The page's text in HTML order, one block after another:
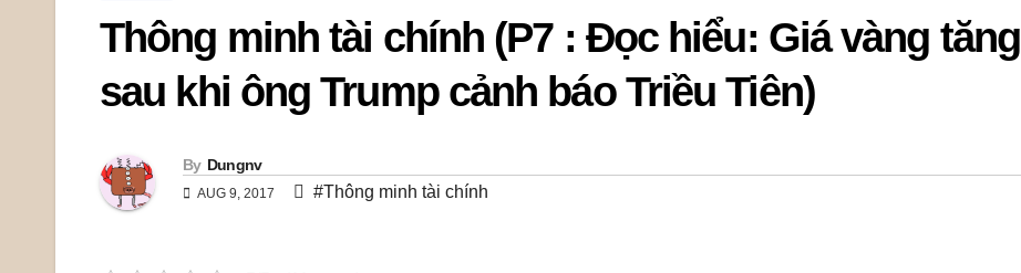
Thông minh tài chính (P7 : Đọc hiểu: Giá vàng tăng
sau khi ông Trump cảnh báo Triều Tiên)
By Dungnv
AUG 9, 2017 #Thông minh tài chính